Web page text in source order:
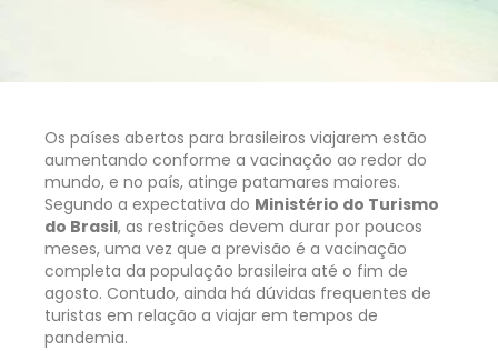
Os países abertos para brasileiros viajarem estão
aumentando conforme a vacinação ao redor do
mundo, e no país, atinge patamares maiores.
Segundo a expectativa do Ministério do Turismo
do Brasil, as restrições devem durar por poucos
meses, uma vez que a previsão é a vacinação
completa da população brasileira até o fim de
agosto. Contudo, ainda há dúvidas frequentes de
turistas em relação a viajar em tempos de
pandemia.